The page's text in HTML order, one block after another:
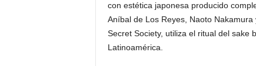
con estética japonesa producido
Aníbal de Los Reyes, Naoto
Secret Society, utiliza el ritual del sake
Latinoamérica.